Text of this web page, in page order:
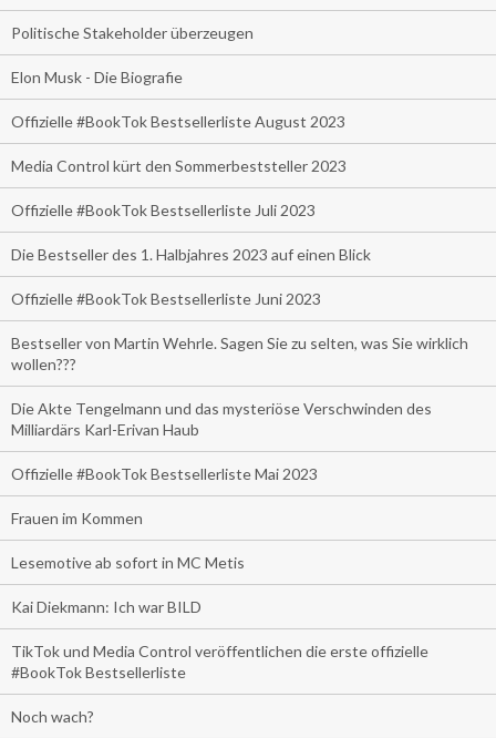
Politische Stakeholder überzeugen
Elon Musk - Die Biografie
Offizielle #BookTok Bestsellerliste August 2023
Media Control kürt den Sommerbeststeller 2023
Offizielle #BookTok Bestsellerliste Juli 2023
Die Bestseller des 1. Halbjahres 2023 auf einen Blick
Offizielle #BookTok Bestsellerliste Juni 2023
Bestseller von Martin Wehrle. Sagen Sie zu selten, was Sie wirklich
wollen???
Die Akte Tengelmann und das mysteriöse Verschwinden des
Milliardärs Karl-Erivan Haub
Offizielle #BookTok Bestsellerliste Mai 2023
Frauen im Kommen
Lesemotive ab sofort in MC Metis
Kai Diekmann: Ich war BILD
TikTok und Media Control veröffentlichen die erste offizielle
#BookTok Bestsellerliste
Noch wach?